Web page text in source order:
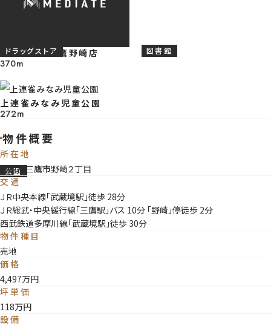
ドラッグストア
ウエルシア三鷹野崎店
370m
図書館
公園
上連雀みなみ児童公園
272m
物件概要
所在地
東京都三鷹市野崎２丁目
交通
ＪＲ中央本線「武蔵境駅」徒歩 28分
ＪＲ総武・中央緩行線「三鷹駅」バス 10分 「野崎」停徒歩 2分
西武鉄道多摩川線「武蔵境駅」徒歩 30分
物件種目
売地
価格
4,497万円
坪単価
118万円
設備
【土地写真】 建築条件無売地のため、お好きなハウスメーカーや工務店を
しながら、ご家族の理想に合わせた住まいづくりを進めやすいところが魅
れやすく、穏やかさと暮らしやすさのバランスを感じながら過ごしやすい立
【土地写真】 建築条件無売地は、プランや依頼先の選択肢を広く持ちやすく
らし方に合わせた住まいをじっくり描きやすい条件です◎ ※2026年6月6
【駐車スペース】 1台分の駐車スペースを確保しているため、車のある暮ら
無理なく取り入れやすく、毎日の移動もスムーズに整えやすいところが魅